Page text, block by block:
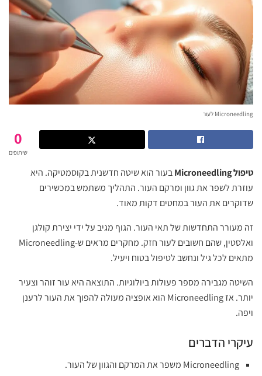
Microneedling לעור
0
שיתופים
טיפול Microneedling
בעור הוא שיטה חדשנית בקוסמטיקה. היא
עוזרת לשפר את גוון ומרקם העור. התהליך משתמש במכשירים
שדוקרים את העור במחטים דקות מאוד.
זה מעורר התחדשות של תאי העור. הגוף מגיב על ידי יצירת קולגן
ואלסטין, שהם חשובים לעור חזק. מחקרים מראים ש-Microneedling
מתאים לכל גיל ונחשב לטיפול בטוח ויעיל.
השיטה מגבירה מספר פעולות ביולוגיות. התוצאה היא עור זוהר וצעיר
יותר. אז Microneedling הוא אופציה מעולה להפוך את העור לרענן
ויפה.
עיקרי הדברים
Microneedling משפר את המרקם והגוון של העור.